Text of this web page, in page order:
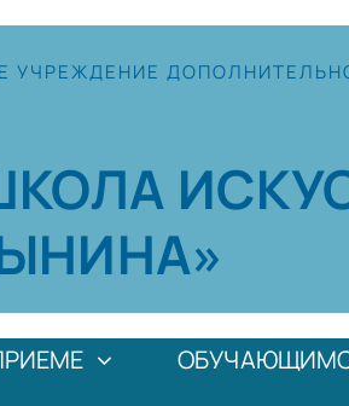
УЧРЕЖДЕНИЕ